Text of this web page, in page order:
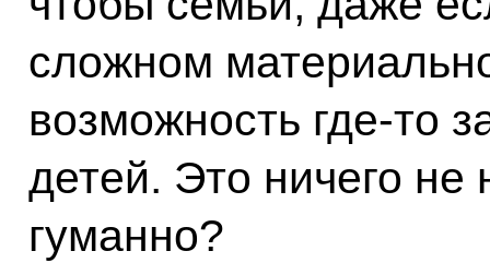
сложном
возможность где-то
детей. Это ничего не
гуманно?